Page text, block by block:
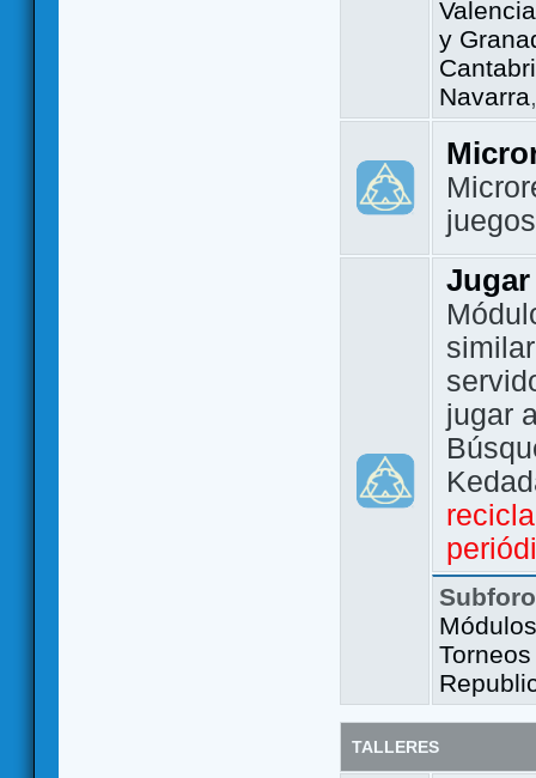
Valencia
y
Navarra
Jugar
jugar
TALLERES